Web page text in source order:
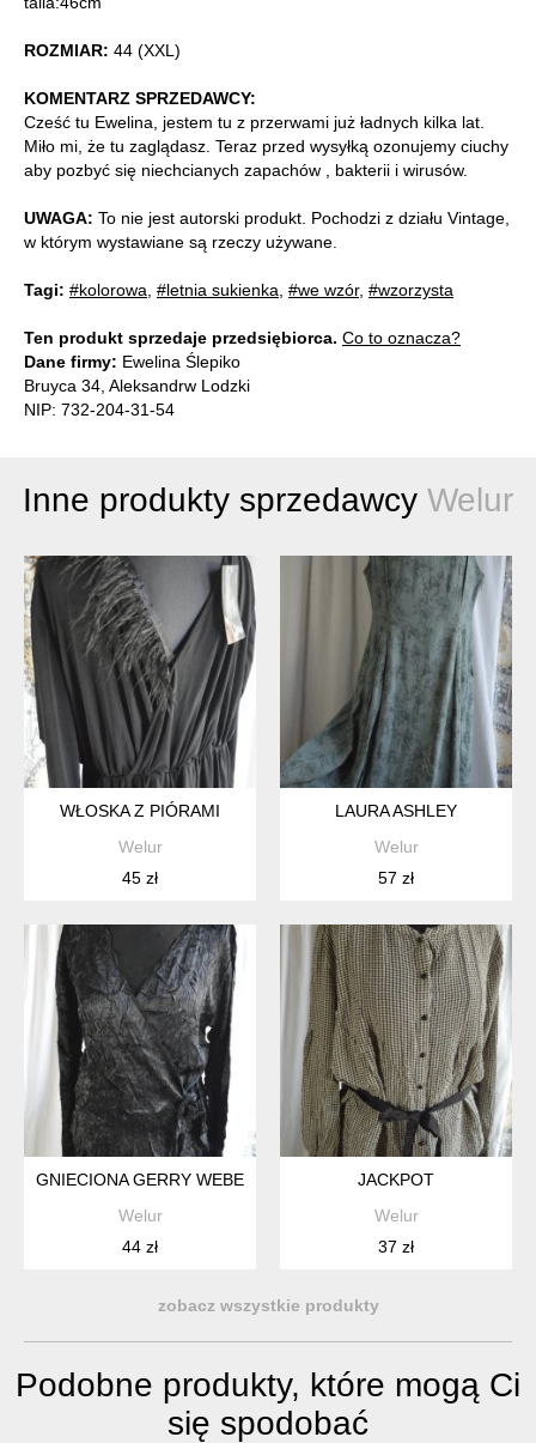
ROZMIAR: 44 (XXL)
KOMENTARZ SPRZEDAWCY:
Cześć tu Ewelina, jestem tu z przerwami już ładnych kilka lat.
Miło mi, że tu zaglądasz. Teraz przed wysyłką ozonujemy ciuchy
aby pozbyć się niechcianych zapachów , bakterii i wirusów.
UWAGA: To nie jest autorski produkt. Pochodzi z działu Vintage,
w którym wystawiane są rzeczy używane.
Tagi: #kolorowa #letnia sukienka #we wzór, #wzorzysta
Ten produkt sprzedaje przedsiębiorca. Co to oznacza?
Dane firmy: Ewelina Ślepiko
Bruyca 34, Aleksandrw Lodzki
NIP: 732-204-31-54
Inne produkty sprzedawcy Welur
WŁOSKA Z PIÓRAMI
Welur
45 zł
LAURA ASHLEY
Welur
57 zł
GNIECIONA GERRY WEBER
Welur
44 zł
JACKPOT
Welur
37 zł
zobacz wszystkie produkty
Podobne produkty, które mogą Ci
się spodobać